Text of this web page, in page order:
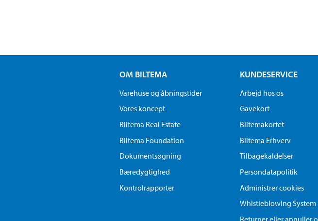
OM BILTEMA
Varehuse og åbningstider
Vores koncept
Biltema Real Estate
Biltema Foundation
Dokumentsøgning
Bæredygtighed
Kontrolrapporter
KUNDESERVICE
Arbejd hos os
Gavekort
Biltemakortet
Biltema Erhverv
Tilbagekaldelser
Persondatapolitik
Administrer cookies
Whistleblowing System